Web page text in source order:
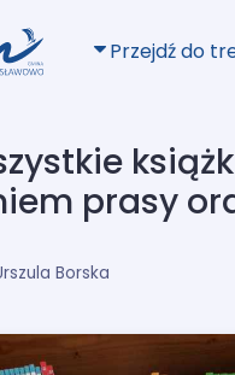
Przejdź do
prasy
Borska